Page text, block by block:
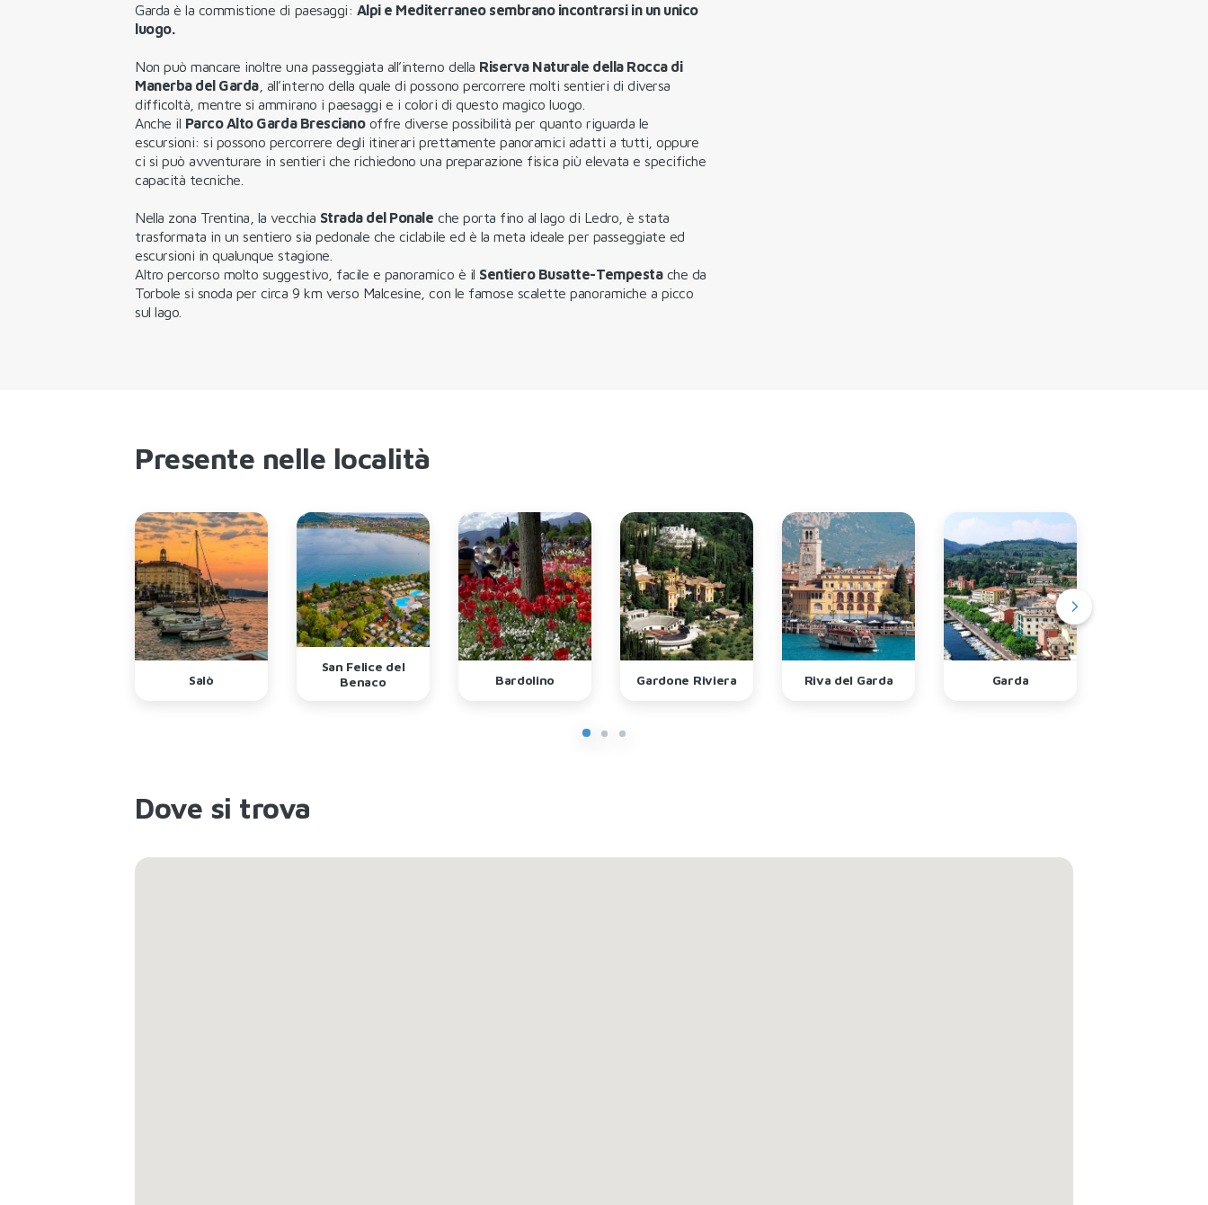
Garda è la commistione di paesaggi: Alpi e Mediterraneo sembrano incontrarsi in un unico
luogo.
Non può mancare inoltre una passeggiata all’interno della Riserva Naturale della Rocca di
Manerba del Garda, all’interno della quale di possono percorrere molti sentieri di diversa
difficoltà, mentre si ammirano i paesaggi e i colori di questo magico luogo.
Anche il Parco Alto Garda Bresciano offre diverse possibilità per quanto riguarda le
escursioni: si possono percorrere degli itinerari prettamente panoramici adatti a tutti, oppure
ci si può avventurare in sentieri che richiedono una preparazione fisica più elevata e specifiche
capacità tecniche.
Nella zona Trentina, la vecchia Strada del Ponale che porta fino al lago di Ledro, è stata
trasformata in un sentiero sia pedonale che ciclabile ed è la meta ideale per passeggiate ed
escursioni in qualunque stagione.
Altro percorso molto suggestivo, facile e panoramico è il Sentiero Busatte-Tempesta che da
Torbole si snoda per circa 9 km verso Malcesine, con le famose scalette panoramiche a picco
sul lago.
Presente nelle località
Salò
San Felice del
Benaco
Bardolino Gardone Riviera Riva del Garda Garda
Dove si trova